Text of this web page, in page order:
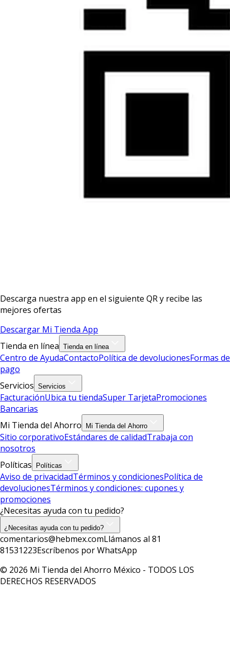
Descarga nuestra app en el siguiente QR y recibe las
mejores ofertas
Descargar Mi Tienda App
Tienda en línea Tienda en línea
Centro de AyudaContactoPolítica de devolucionesFormas de
pago
Servicios Servicios
FacturaciónUbica tu tiendaSuper TarjetaPromociones
Bancarias
Mi Tienda del Ahorro
Mi Tienda del Ahorro
Sitio corporativoEstándares de calidadTrabaja con
nosotros
Políticas
Políticas
Aviso de privacidadTérminos y condicionesPolítica de
devolucionesTérminos y condiciones: cupones y
promociones
¿Necesitas ayuda con tu pedido?
¿Necesitas ayuda con tu pedido?
comentarios@hebmex.comLlámanos al 81
81531223Escríbenos por WhatsApp
© 2026 Mi Tienda del Ahorro México - TODOS LOS
DERECHOS RESERVADOS